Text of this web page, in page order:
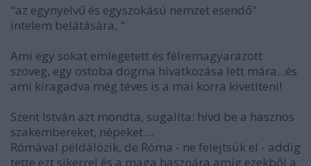
"az egynyelvű és egyszokású nemzet esendő"
intelem belátására, "
Ami egy sokat emlegetett és félremagyarázott
szöveg, egy ostoba dogma hivatkozása lett mára...és
ami kiragadva még téves is a mai korra kivetíteni!
Szent István azt mondta, sugallta: hívd be a hasznos
szakembereket, népeket....
Rómával példálózik, de Róma - ne felejtsük el - addig
tette ezt sikerrel és a maga hasznára amíg ezekből a